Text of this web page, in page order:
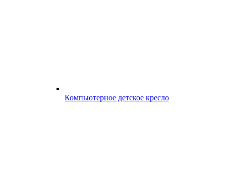
Компьютерное детское кресло